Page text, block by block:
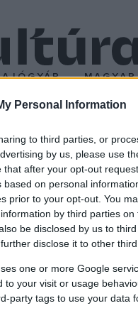
Personal Information
to third parties, or
by us, please use
after your opt-out
on personal
prior to your opt-out. You
by third parties on
be disclosed by us to
disclose it to other
one or more Google
to your visit or usage
party tags to use your data
munkát
jutott e
korok emberénél.
véli, hogy a rohadtak a
állapotú.
fogyasztottak,